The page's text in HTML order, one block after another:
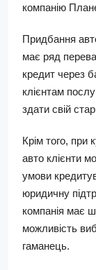
компанію
Придбання
має ряд
кредит через
клієнтам
здати свій
Крім того, при
авто клієнти
умови
юридичну
компанія має
можливість
гаманець.